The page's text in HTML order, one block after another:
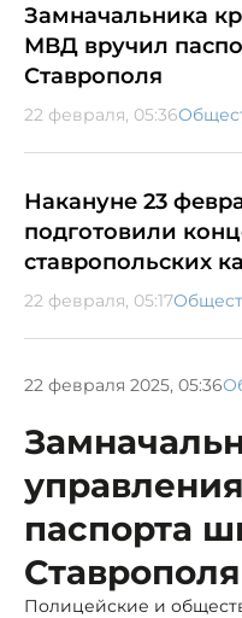
Замначальника
МВД вручил
Ставрополя
22 февраля, 05:36
Накануне 23
подготовили
ставропольских
22 февраля, 05:17
22 февраля 2025, 05:36
паспорта
Ставрополя
Полицейские и